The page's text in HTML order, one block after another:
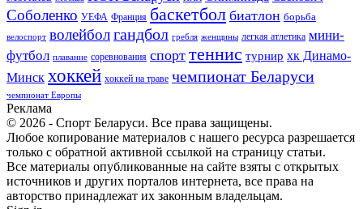
Соболенко УЕФА Франция баскетбол биатлон борьба
велоспорт волейболгандбол гребля женщины легкая атлетика мини-
футбол плавание соревнования спорт теннис турнир хк Динамо-
Минск хоккей хоккей на траве чемпионат Беларуси
чемпионат Европы
Реклама
© 2026 - Спорт Беларуси. Все права защищены.
Любое копирование материалов с нашего ресурса разрешается
только с обратной активной ссылкой на страницу статьи.
Все материалы опубликованные на сайте взяты с открытых
источников и других порталов интернета, все права на
авторство принадлежат их законным владельцам.